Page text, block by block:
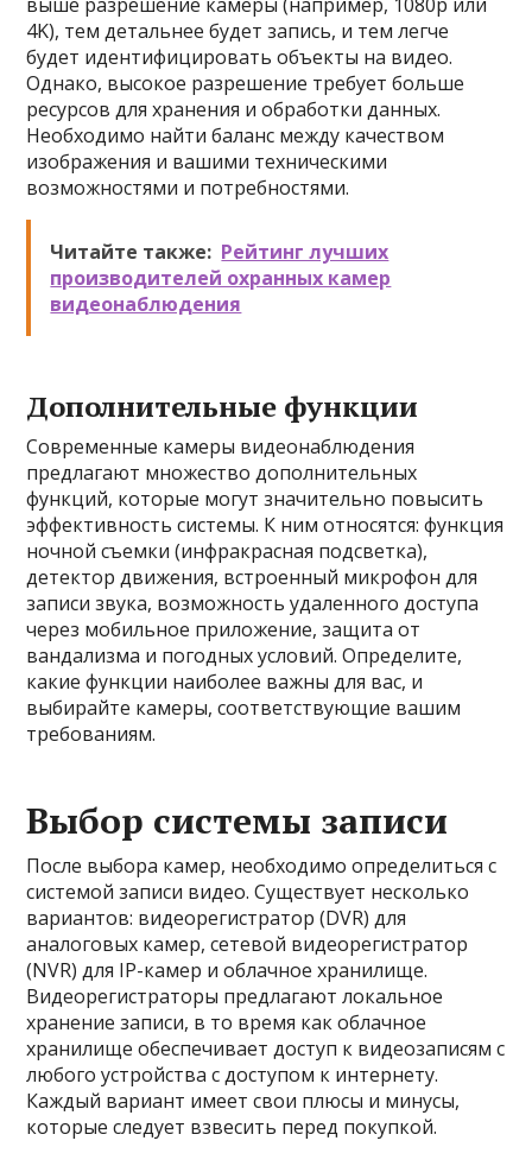
4K), тем детальнее будет запись, и тем легче
будет идентифицировать объекты на видео.
Однако, высокое разрешение требует больше
ресурсов для хранения и обработки данных.
Необходимо найти баланс между качеством
изображения и вашими техническими
возможностями и потребностями.
Читайте также: Рейтинг лучших
производителей охранных камер
видеонаблюдения
Дополнительные функции
Современные камеры видеонаблюдения
предлагают множество дополнительных
функций, которые могут значительно повысить
эффективность системы. К ним относятся: функция
ночной съемки (инфракрасная подсветка),
детектор движения, встроенный микрофон для
записи звука, возможность удаленного доступа
через мобильное приложение, защита от
вандализма и погодных условий. Определите,
какие функции наиболее важны для вас, и
выбирайте камеры, соответствующие вашим
требованиям.
Выбор системы записи
После выбора камер, необходимо определиться с
системой записи видео. Существует несколько
вариантов: видеорегистратор (DVR) для
аналоговых камер, сетевой видеорегистратор
(NVR) для IP-камер и облачное хранилище.
Видеорегистраторы предлагают локальное
хранение записи, в то время как облачное
хранилище обеспечивает доступ к видеозаписям с
любого устройства с доступом к интернету.
Каждый вариант имеет свои плюсы и минусы,
которые следует взвесить перед покупкой.